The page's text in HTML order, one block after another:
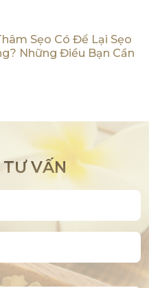
Sẹo Có Để Lại Sẹo
Những Điều Bạn Cần
VẤN